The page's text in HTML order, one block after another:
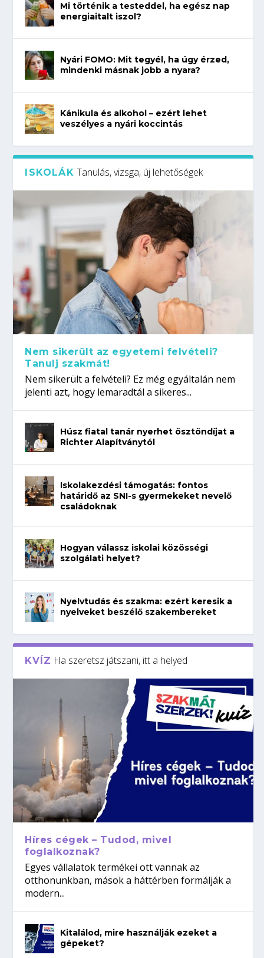
Mi történik a testeddel, ha egész nap
energiaitalt iszol?
Nyári FOMO: Mit tegyél, ha úgy érzed,
mindenki másnak jobb a nyara?
Kánikula és alkohol – ezért lehet
veszélyes a nyári koccintás
ISKOLÁK Tanulás, vizsga, új lehetőségek
Nem sikerült az egyetemi felvételi?
Tanulj szakmát!
Nem sikerült a felvételi? Ez még egyáltalán nem
jelenti azt, hogy lemaradtál a sikeres...
Húsz fiatal tanár nyerhet ösztöndíjat a
Richter Alapítványtól
Iskolakezdési támogatás: fontos
határidő az SNI-s gyermekeket nevelő
családoknak
Hogyan válassz iskolai közösségi
szolgálati helyet?
Nyelvtudás és szakma: ezért keresik a
nyelveket beszélő szakembereket
KVÍZ Ha szeretsz játszani, itt a helyed
Híres cégek – Tudod, mivel
foglalkoznak?
Egyes vállalatok termékei ott vannak az
otthonunkban, mások a háttérben formálják a
modern...
Kitalálod, mire használják ezeket a
gépeket?